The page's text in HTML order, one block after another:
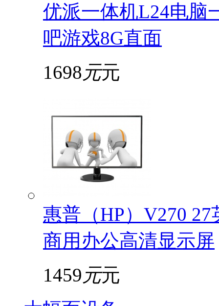
优派一体机L24电脑
吧游戏8G直面
1698 元元
惠普（HP）V270
商用办公高清显示屏
1459 元元